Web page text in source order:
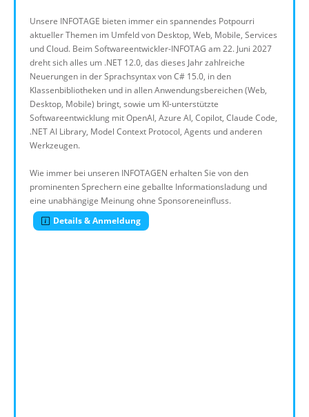
Unsere INFOTAGE bieten immer ein spannendes Potpourri
aktueller Themen im Umfeld von Desktop, Web, Mobile, Services
und Cloud. Beim Softwareentwickler-INFOTAG am 22. Juni 2027
dreht sich alles um .NET 12.0, das dieses Jahr zahlreiche
Neuerungen in der Sprachsyntax von C# 15.0, in den
Klassenbibliotheken und in allen Anwendungsbereichen (Web,
Desktop, Mobile) bringt, sowie um KI-unterstützte
Softwareentwicklung mit OpenAI, Azure AI, Copilot, Claude Code,
.NET AI Library, Model Context Protocol, Agents und anderen
Werkzeugen.
Wie immer bei unseren INFOTAGEN erhalten Sie von den
prominenten Sprechern eine geballte Informationsladung und
eine unabhängige Meinung ohne Sponsoreneinfluss.
Details & Anmeldung